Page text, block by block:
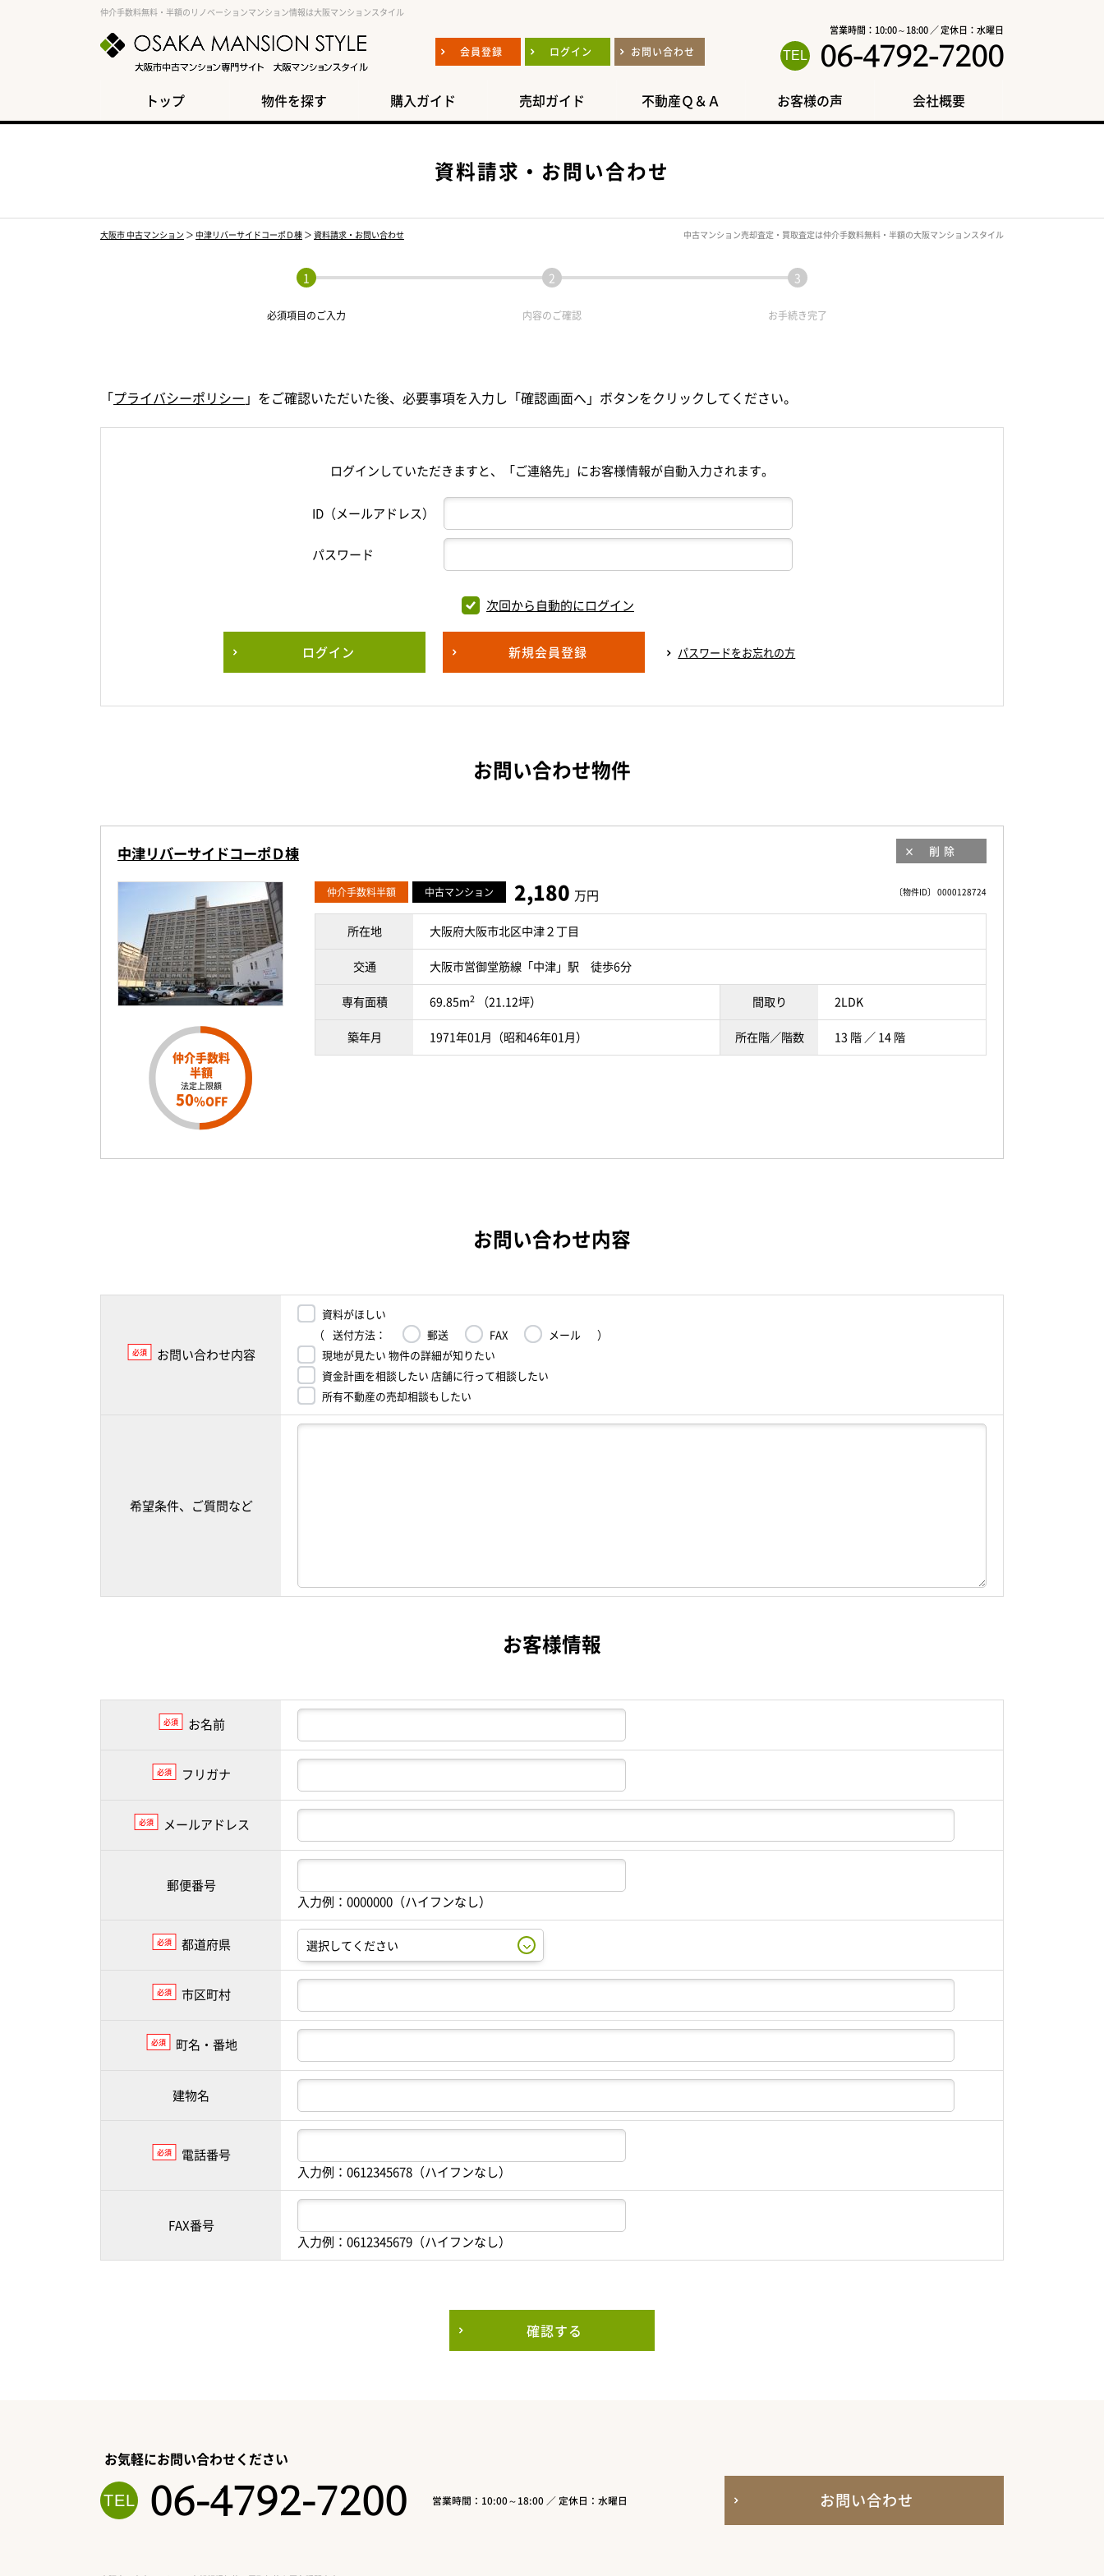
仲介手数料無料・半額のリノベーションマンション情報は大阪マンションスタイル
会員登録 ログイン お問い合わせ
営業時間：10:00～18:00 ／ 定休日：水曜日
06-4792-7200
トップ 物件を探す 購入ガイド 売却ガイド 不動産Ｑ＆Ａ お客様の声 会社概要
資料請求・お問い合わせ
大阪市 中古マンション ＞ 中津リバーサイドコーポＤ棟 ＞ 資料請求・お問い合わせ 中古マンション売却査定・買取査定は仲介手数料無料・半額の大阪マンションスタイル
必須項目のご入力 内容のご確認 お手続き完了
「プライバシーポリシー 」をご確認いただいた後、必要事項を入力し「確認画面へ」ボタンをクリックしてください。
ログインしていただきますと、「ご連絡先」にお客様情報が自動入力されます。
ID（メールアドレス）
パスワード
次回から自動的にログイン
ログイン 新規会員登録 パスワードをお忘れの方
お問い合わせ物件
中津リバーサイドコーポＤ棟 削除
仲介手数料
半額
法定上限額
50%OFF
〔物件ID〕 0000128724
仲介手数料半額 中古マンション 2,180 万円
所在地 大阪府大阪市北区中津２丁目
交通 大阪市営御堂筋線「中津」駅 徒歩6分
専有面積 69.85m2 （21.12坪） 間取り 2LDK
築年月 1971年01月（昭和46年01月） 所在階／階数 13 階 ／ 14 階
お問い合わせ内容
必須 お問い合わせ内容
資料がほしい
（ 送付方法： 郵送 FAX メール
）
現地が見たい 物件の詳細が知りたい
資金計画を相談したい 店舗に行って相談したい
所有不動産の売却相談もしたい
希望条件、ご質問など
お客様情報
必須 お名前
必須 フリガナ
必須 メールアドレス
郵便番号
入力例：0000000（ハイフンなし）
必須 都道府県
必須 市区町村
必須 町名・番地
建物名
必須
電話番号
入力例：0612345678（ハイフンなし）
FAX番号
入力例：0612345679（ハイフンなし）
確認する
お気軽にお問い合わせください
06-4792-7200 営業時間：10:00～18:00 ／ 定休日：水曜日 お問い合わせ